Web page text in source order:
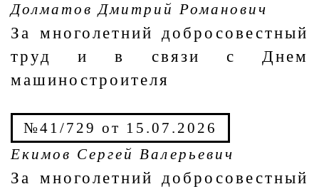
Долматов Дмитрий Романович
За многолетний добросовестный
труд и в связи с Днем
машиностроителя
№41/729 от 15.07.2026
Екимов Сергей Валерьевич
За многолетний добросовестный